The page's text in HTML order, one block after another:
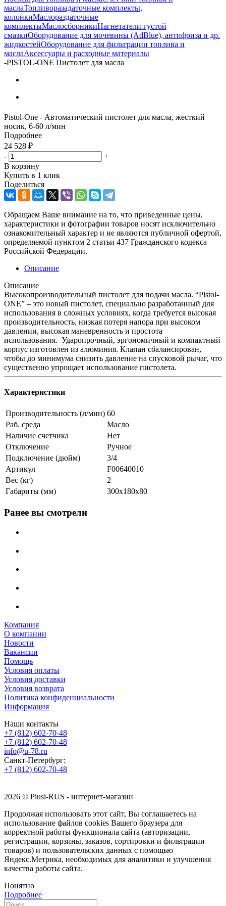
маслаТопливоразадаточные комплекты,
колонкиМаслораздаточные
комплектыМаслосборникиНагнетатели густой
смазкиОборудование для мочевины (AdBlue), антифриза и др.
жидкостейОборудование для фильтрации топлива и
маслаАксессуары и расходные материалы
-PISTOL-ONE Пистолет для масла
Pistol-One - Автоматический пистолет для масла, жесткий
носик, 6-60 л/мин
Подробнее
24 528 ₽
-
+
В корзину
Купить в 1 клик
Поделиться
Обращаем Ваше внимание на то, что приведенные цены,
характеристики и фотографии товаров носят исключительно
ознакомительный характер и не являются публичной офертой,
определяемой пунктом 2 статьи 437 Гражданского кодекса
Российской Федерации.
Описание
Описание
Высокопроизводительный пистолет для подачи масла. “Pistol-
ONE” – это новый пистолет, специально разработанный для
использования в сложных условиях, когда требуется высокая
производительность, низкая потеря напора при высоком
давлении, высокая маневренность и простота
использования. Ударопрочный, эргономичный и компактный
корпус изготовлен из алюминия. Клапан сбалансирован,
чтобы до минимума снизить давление на спусковой рычаг, что
существенно упрощает использование пистолета.
Характеристики
Производительность (л/мин) 60
Раб. среда
Масло
Наличие счетчика
Нет
Отключение
Ручное
Подключение (дюйм)
3/4
Артикул
F00640010
Вес (кг)
2
Габариты (мм)
300х180х80
Ранее вы смотрели
Компания
О компании
Новости
Вакансии
Помощь
Условия оплаты
Условия доставки
Условия возврата
Политика конфиденциальности
Информация
Наши контакты
+7 (812) 602-70-48
+7 (812) 602-70-48
info@u-78.ru
Санкт-Петербург:
+7 (812) 602-70-48
2026 © Piusi-RUS - интернет-магазин
Продолжая использовать этот сайт, Вы соглашаетесь на
использование файлов cookies Вашего браузера для
корректной работы функционала сайта (авторизации,
регистрации, корзины, заказов, сортировки и фильтрации
товаров) и пользовательских данных с помощью
Яндекс.Метрика, необходимых для аналитики и улучшения
качества работы сайта.
Понятно
Подробнее